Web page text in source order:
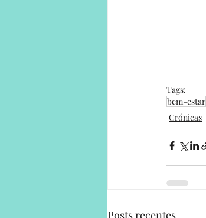
Tags:
bem-estar
Crónicas
Posts recentes